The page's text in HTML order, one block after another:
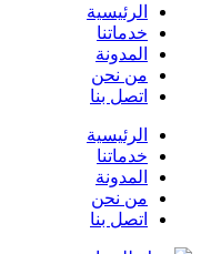
الرئيسية
خدماتنا
المدونة
من نحن
اتصل بنا
الرئيسية
خدماتنا
المدونة
من نحن
اتصل بنا